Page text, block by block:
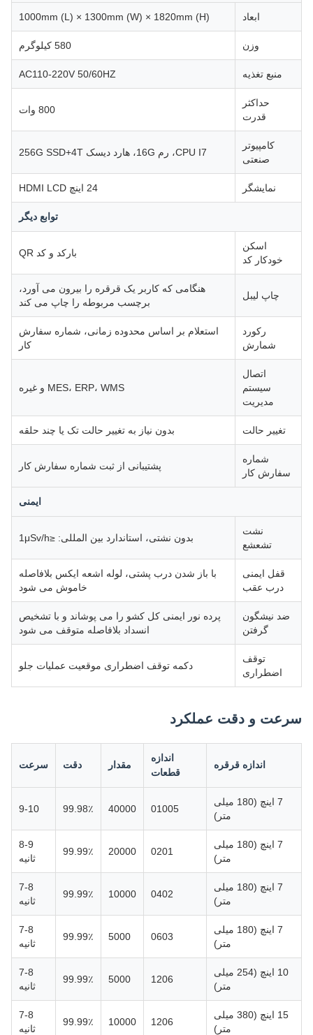
ابعاد 1000mm (L) × 1300mm (W) × 1820mm (H)
وزن 580 کیلوگرم
منبع تغذیه AC110-220V 50/60HZ
حداکثر
قدرت
800 وات
کامپیوتر
صنعتی
CPU I7، رم 16G، هارد دیسک 256G SSD+4T
نمایشگر 24 اینچ HDMI LCD
توابع دیگر
اسکن
خودکار کد
بارکد و کد QR
چاپ لیبل
هنگامی که کاربر یک قرقره را بیرون می آورد،
برچسب مربوطه را چاپ می کند
رکورد
شمارش
استعلام بر اساس محدوده زمانی، شماره سفارش
کار
اتصال
سیستم
مدیریت
MES، ERP، WMS و غیره
تغییر حالت بدون نیاز به تغییر حالت تک یا چند حلقه
شماره
سفارش کار
پشتیبانی از ثبت شماره سفارش کار
ایمنی
نشت
تشعشع
بدون نشتی، استاندارد بین المللی: ≤1μSv/h
قفل ایمنی
درب عقب
با باز شدن درب پشتی، لوله اشعه ایکس بلافاصله
خاموش می شود
ضد نیشگون
گرفتن
پرده نور ایمنی کل کشو را می پوشاند و با تشخیص
انسداد بلافاصله متوقف می شود
توقف
اضطراری
دکمه توقف اضطراری موقعیت عملیات جلو
سرعت و دقت عملکرد
اندازه قرقره
اندازه
قطعات
مقدار دقت سرعت
7 اینچ (180 میلی
متر)
01005
40000 99.98٪ 9-10
7 اینچ (180 میلی
متر)
0201
20000 99.99٪
8-9
ثانیه
7 اینچ (180 میلی
متر)
0402
10000 99.99٪
7-8
ثانیه
7 اینچ (180 میلی
متر)
0603
5000 99.99٪
7-8
ثانیه
10 اینچ (254 میلی
متر)
1206
5000 99.99٪
7-8
ثانیه
15 اینچ (380 میلی
متر)
1206
10000 99.99٪
7-8
ثانیه